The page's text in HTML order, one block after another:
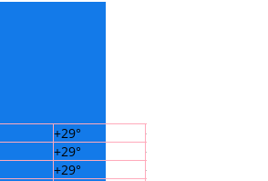
+29° +
+29° +
+29° +